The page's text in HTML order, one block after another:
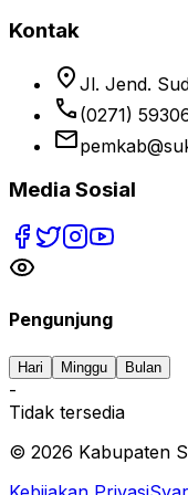
Kontak
location_on Jl. Jend.
phone (0271)
email
Media Sosial
Pengunjung
Hari Minggu Bulan
-
Tidak tersedia
© 2026 Kabupaten